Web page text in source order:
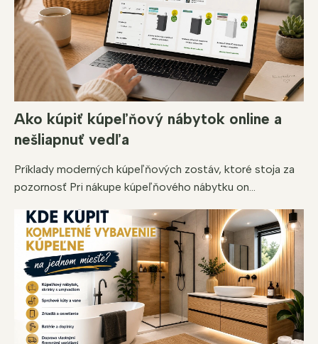
Ako kúpiť kúpeľňový nábytok online a
nešliapnuť vedľa
Príklady moderných kúpeľňových zostáv, ktoré stoja za
pozornosť Pri nákupe kúpeľňového nábytku on...